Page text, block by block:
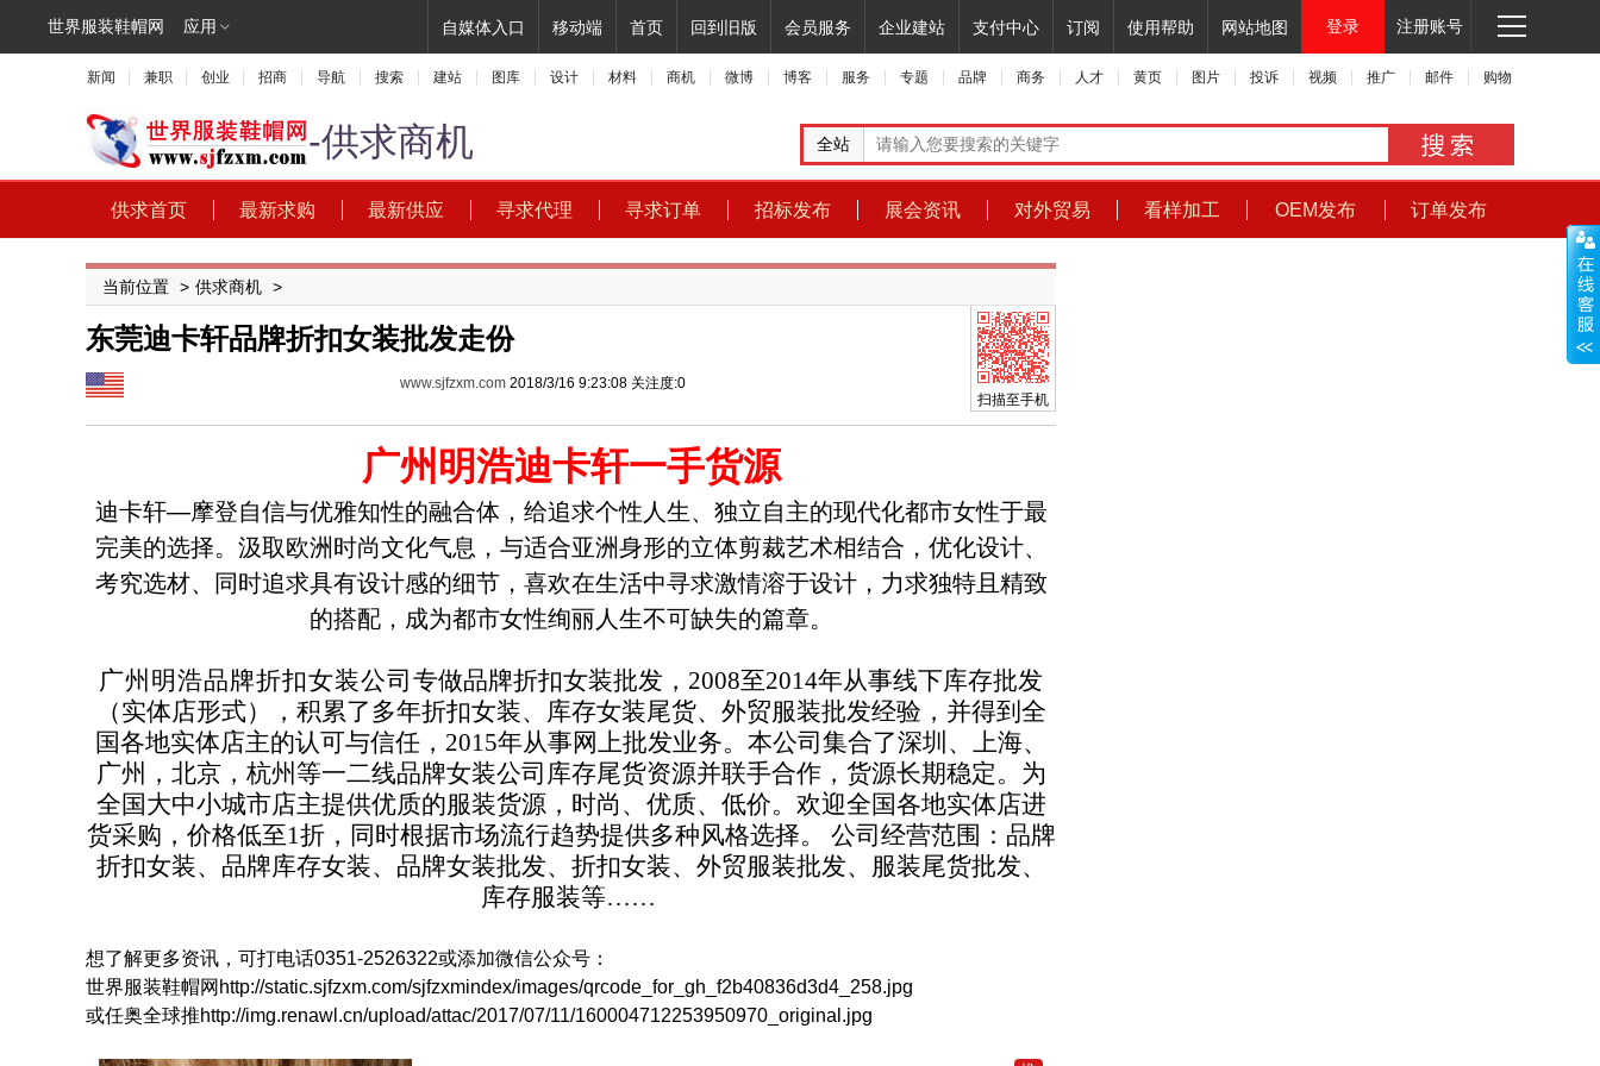
世界服装鞋帽网 应用 登录 注册账号
自媒体入口 移动端 首页 回到旧版 会员服务 企业建站 支付中心 订阅 使用帮助 网站地图
新闻 兼职 创业 招商 导航 搜索 建站 图库 设计 材料 商机 微博 博客 服务 专题 品牌 商务 人才 黄页 图片 投诉 视频 推广 邮件 购物
世界服装鞋帽网
-供求商机 全站
供求首页 最新求购 最新供应 寻求代理 寻求订单 招标发布 展会资讯 对外贸易 看样加工 OEM发布 订单发布
当前位置 > 供求商机 >
东莞迪卡轩品牌折扣女装批发走份
www.sjfzxm.com 2018/3/16 9:23:08 关注度:0
扫描至手机
广州明浩迪卡轩一手货源
迪卡轩—摩登自信与优雅知性的融合体，给追求个性人生、独立自主的现代化都市女性于最
完美的选择。汲取欧洲时尚文化气息，与适合亚洲身形的立体剪裁艺术相结合，优化设计、
考究选材、同时追求具有设计感的细节，喜欢在生活中寻求激情溶于设计，力求独特且精致
的搭配，成为都市女性绚丽人生不可缺失的篇章。
广州明浩品牌折扣女装公司 专做品牌折扣女装批发，2008至2014年从事线下库存批发
（实体店形式），积累了多年折扣女装、库存女装尾货、外贸服装批发经验，并得到全
国各地实体店主的认可与信任，2015年从事网上批发业务。本公司集合了深圳、上海、
广州，北京，杭州等一二线品牌女装公司库存尾货资源并联手合作，货源长期稳定。为
全国大中小城市店主提供优质的服装货源，时尚、优质、低价。欢迎全国各地实体店进
货采购，价格低至1折，同时根据市场流行趋势提供多种风格选择。 公司经营范围：品牌
折扣女装、品牌库存女装、品牌女装批发、折扣女装、外贸服装批发、服装尾货批发、
库存服装等……
想了解更多资讯，可打电话0351-2526322或添加微信公众号：
世界服装鞋帽网http://static.sjfzxm.com/sjfzxmindex/images/qrcode_for_gh_f2b40836d3d4_258.jpg
或任奥全球推http://img.renawl.cn/upload/attac/2017/07/11/160004712253950970_original.jpg